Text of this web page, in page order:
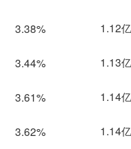
3.38% 1.12亿
3.44% 1.13亿
3.61% 1.14亿
3.62% 1.14亿